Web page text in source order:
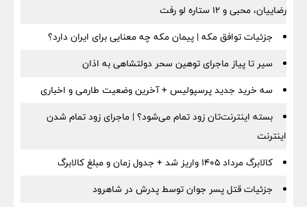
رضاییان، محبی و ۱۲ ستاره لو رفت
جزئیات توافق مکه | پیمان مکه چه معنایی برای ایران دارد؟
سیر تا پیاز ماجرای توهین سحر دولتشاهی به اذان
سه خرید جدید پرسپولیس + آخرین وضعیت طارمی و اخباری
بسته اینترنت‌تان زود تمام می‌شود؟ | ماجرای زود تمام شدن
اینترنت
کالابرگ مرداد ۱۴۰۵ واریز شد + جدول زمان و مبلغ کالابرگ
جزئیات قتل پسر جوان توسط پدرش در شاهرود